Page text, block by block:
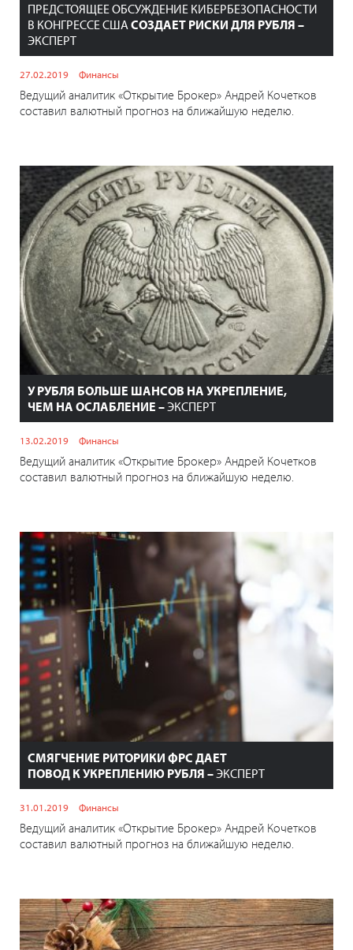
ПРЕДСТОЯЩЕЕ ОБСУЖДЕНИЕ КИБЕРБЕЗОПАСНОСТИ
В КОНГРЕССЕ СШАСОЗДАЕТ РИСКИ ДЛЯ РУБЛЯ –
ЭКСПЕРТ
27.02.2019 Финансы
Ведущий аналитик «Открытие Брокер» Андрей Кочетков
составил валютный прогноз на ближайшую неделю.
У РУБЛЯ БОЛЬШЕ ШАНСОВ НА УКРЕПЛЕНИЕ,
ЧЕМ НА ОСЛАБЛЕНИЕ –ЭКСПЕРТ
13.02.2019 Финансы
Ведущий аналитик «Открытие Брокер» Андрей Кочетков
составил валютный прогноз на ближайшую неделю.
СМЯГЧЕНИЕ РИТОРИКИ ФРС ДАЕТ
ПОВОД К УКРЕПЛЕНИЮ РУБЛЯ –ЭКСПЕРТ
31.01.2019 Финансы
Ведущий аналитик «Открытие Брокер» Андрей Кочетков
составил валютный прогноз на ближайшую неделю.